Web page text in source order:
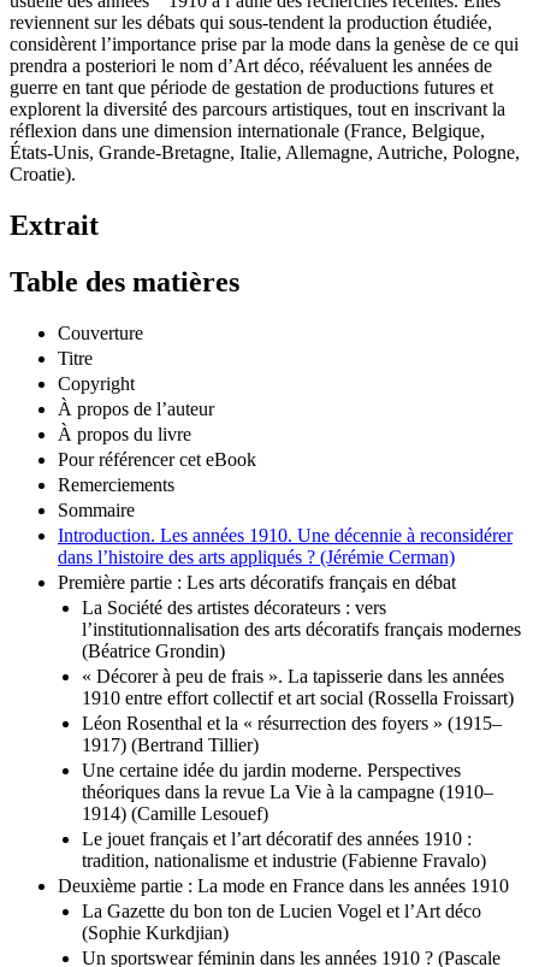
reviennent sur les débats qui sous-tendent la production étudiée,
considèrent l’importance prise par la mode dans la genèse de ce qui
prendra a posteriori le nom d’Art déco, réévaluent les années de
guerre en tant que période de gestation de productions futures et
explorent la diversité des parcours artistiques, tout en inscrivant la
réflexion dans une dimension internationale (France, Belgique,
États-Unis, Grande-Bretagne, Italie, Allemagne, Autriche, Pologne,
Croatie).
Extrait
Table des matières
Couverture
Titre
Copyright
À propos de l’auteur
À propos du livre
Pour référencer cet eBook
Remerciements
Sommaire
Introduction. Les années 1910. Une décennie à reconsidérer
dans l’histoire des arts appliqués ? (Jérémie Cerman)
Première partie : Les arts décoratifs français en débat
La Société des artistes décorateurs : vers
l’institutionnalisation des arts décoratifs français modernes
(Béatrice Grondin)
« Décorer à peu de frais ». La tapisserie dans les années
1910 entre effort collectif et art social (Rossella Froissart)
Léon Rosenthal et la « résurrection des foyers » (1915–
1917) (Bertrand Tillier)
Une certaine idée du jardin moderne. Perspectives
théoriques dans la revue La Vie à la campagne (1910–
1914) (Camille Lesouef)
Le jouet français et l’art décoratif des années 1910 :
tradition, nationalisme et industrie (Fabienne Fravalo)
Deuxième partie : La mode en France dans les années 1910
La Gazette du bon ton de Lucien Vogel et l’Art déco
(Sophie Kurkdjian)
Un sportswear féminin dans les années 1910 ? (Pascale